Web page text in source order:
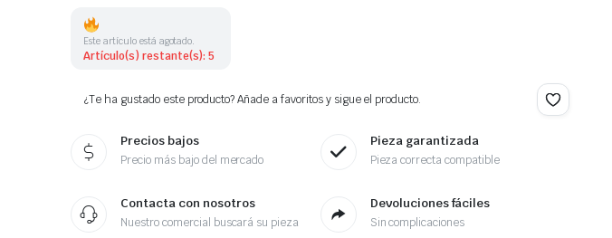
AUDI
8E1837016AA
4F1837016A
cantidad
Este artículo está agotado.
Artículo(s) restante(s): 5
¿Te ha gustado este producto? Añade a favoritos y sigue el producto.
Precios bajos
Precio más bajo del mercado
Pieza garantizada
Pieza correcta compatible
Contacta con nosotros
Nuestro comercial buscará su pieza
Devoluciones fáciles
Sin complicaciones